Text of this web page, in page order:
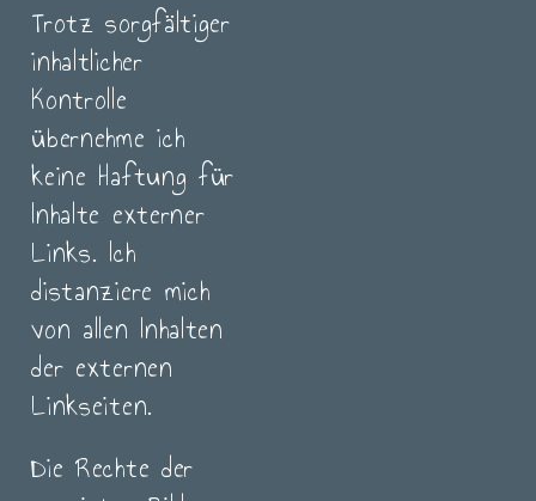
Trotz sorgfältiger
inhaltlicher
Kontrolle
übernehme ich
keine Haftung für
Inhalte externer
Links. Ich
distanziere mich
von allen Inhalten
der externen
Linkseiten.
Die Rechte der